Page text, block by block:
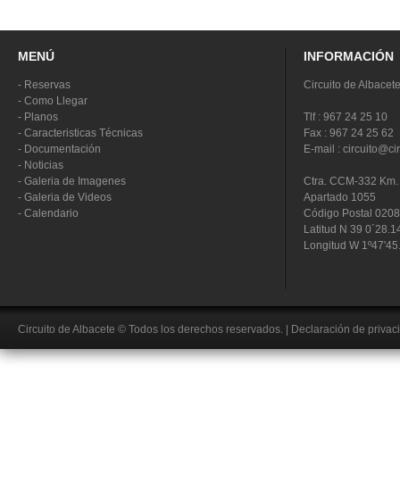
MENÚ
- Reservas
- Como Llegar
- Planos
- Caracteristicas Técnicas
- Documentación
- Noticias
- Galeria de Imagenes
- Galeria de Videos
- Calendario
INFORMACIÓN
Circuito de Albacete
Tlf : 967 24 25 10
Fax : 967 24 25 62
E-mail :
Ctra. CCM-332
Apartado 1055
Código Postal
Latitud N 39
Longitud W
Circuito de Albacete © Todos los derechos reservados. Declaración de